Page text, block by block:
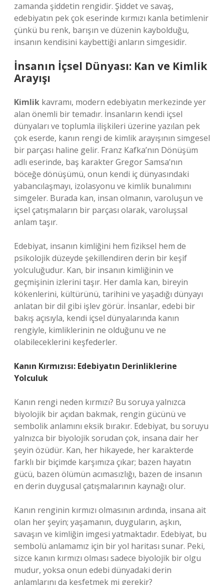
zamanda şiddetin rengidir. Şiddet ve savaş,
edebiyatın pek çok eserinde kırmızı kanla betimlenir
çünkü bu renk, barışın ve düzenin kaybolduğu,
insanın kendisini kaybettiği anların simgesidir.
İnsanın İçsel Dünyası: Kan ve Kimlik
Arayışı
Kimlik kavramı, modern edebiyatın merkezinde yer
alan önemli bir temadır. İnsanların kendi içsel
dünyaları ve toplumla ilişkileri üzerine yazılan pek
çok eserde, kanın rengi de kimlik arayışının simgesel
bir parçası haline gelir. Franz Kafka’nın Dönüşüm
adlı eserinde, baş karakter Gregor Samsa’nın
böceğe dönüşümü, onun kendi iç dünyasındaki
yabancılaşmayı, izolasyonu ve kimlik bunalımını
simgeler. Burada kan, insan olmanın, varoluşun ve
içsel çatışmaların bir parçası olarak, varoluşsal
anlam taşır.
Edebiyat, insanın kimliğini hem fiziksel hem de
psikolojik düzeyde şekillendiren derin bir keşif
yolculuğudur. Kan, bir insanın kimliğinin ve
geçmişinin izlerini taşır. Her damla kan, bireyin
kökenlerini, kültürünü, tarihini ve yaşadığı dünyayı
anlatan bir dil gibi işlev görür. İnsanlar, edebi bir
bakış açısıyla, kendi içsel dünyalarında kanın
rengiyle, kimliklerinin ne olduğunu ve ne
olabileceklerini keşfederler.
Kanın Kırmızısı: Edebiyatın Derinliklerine
Yolculuk
Kanın rengi neden kırmızı? Bu soruya yalnızca
biyolojik bir açıdan bakmak, rengin gücünü ve
sembolik anlamını eksik bırakır. Edebiyat, bu soruyu
yalnızca bir biyolojik sorudan çok, insana dair her
şeyin özüdür. Kan, her hikayede, her karakterde
farklı bir biçimde karşımıza çıkar; bazen hayatın
gücü, bazen ölümün acımasızlığı, bazen de insanın
en derin duygusal çatışmalarının kaynağı olur.
Kanın renginin kırmızı olmasının ardında, insana ait
olan her şeyin; yaşamanın, duyguların, aşkın,
savaşın ve kimliğin imgesi yatmaktadır. Edebiyat, bu
sembolü anlamamız için bir yol haritası sunar. Peki,
sizce kanın kırmızı olması sadece biyolojik bir olgu
mudur, yoksa onun edebi dünyadaki derin
anlamlarını da keşfetmek mi gerekir?